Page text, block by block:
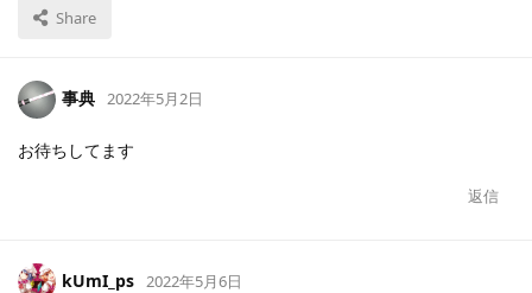
Share
事典 2022年5月2日
お待ちしてます
返信
kUmI_ps 2022年5月6日